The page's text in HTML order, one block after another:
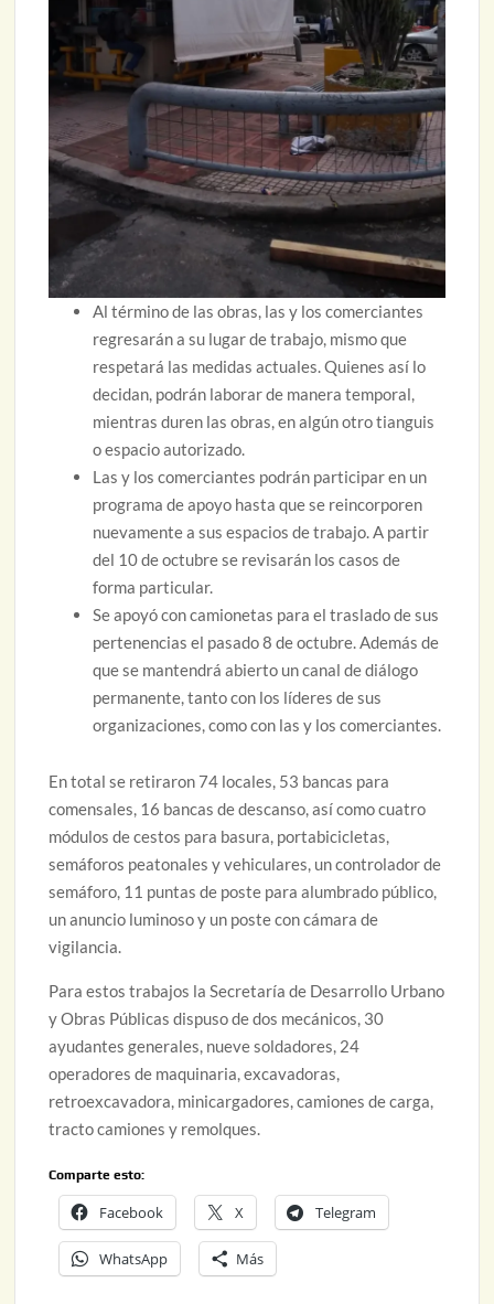
Al término de las obras, las y los comerciantes
regresarán a su lugar de trabajo, mismo que
respetará las medidas actuales. Quienes así lo
decidan, podrán laborar de manera temporal,
mientras duren las obras, en algún otro tianguis
o espacio autorizado.
Las y los comerciantes podrán participar en un
programa de apoyo hasta que se reincorporen
nuevamente a sus espacios de trabajo. A partir
del 10 de octubre se revisarán los casos de
forma particular.
Se apoyó con camionetas para el traslado de sus
pertenencias el pasado 8 de octubre. Además de
que se mantendrá abierto un canal de diálogo
permanente, tanto con los líderes de sus
organizaciones, como con las y los comerciantes.
En total se retiraron 74 locales, 53 bancas para
comensales, 16 bancas de descanso, así como cuatro
módulos de cestos para basura, portabicicletas,
semáforos peatonales y vehiculares, un controlador de
semáforo, 11 puntas de poste para alumbrado público,
un anuncio luminoso y un poste con cámara de
vigilancia.
Para estos trabajos la Secretaría de Desarrollo Urbano
y Obras Públicas dispuso de dos mecánicos, 30
ayudantes generales, nueve soldadores, 24
operadores de maquinaria, excavadoras,
retroexcavadora, minicargadores, camiones de carga,
tracto camiones y remolques.
Comparte esto:
Facebook X Telegram
WhatsApp Más